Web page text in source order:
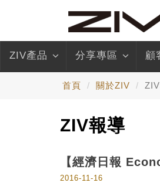
ZIV產品 分享專區 顧
首頁 關於ZIV
ZIV報導
【經濟日報
2016-11-16